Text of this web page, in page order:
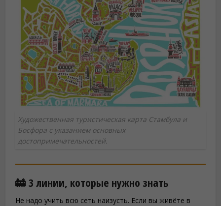
Художественная туристическая карта Стамбула и
Босфора с указанием основных
достопримечательностей.
🚋 3 линии, которые нужно знать
Не надо учить всю сеть наизусть. Если вы живёте в